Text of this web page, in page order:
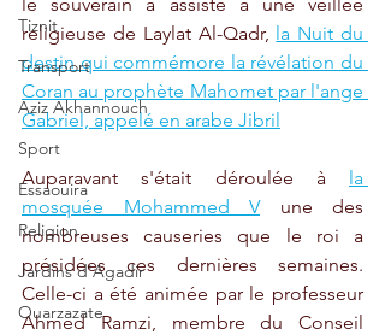
Tiznit
Transport
Aziz Akhannouch
Sport
Essaouira
Religion
Jardins d'Agadir
Ouarzazate
religieuse de Laylat Al-Qadr, la Nuit du
destin qui commémore la révélation du
Coran au prophète Mahomet par l'ange
Gabriel, appelé en arabe Jibril
Auparavant s'était déroulée à la
mosquée Mohammed V une des
nombreuses causeries que le roi a
présidées ces dernières semaines.
Celle-ci a été animée par le professeur
Ahmed Ramzi, membre du Conseil